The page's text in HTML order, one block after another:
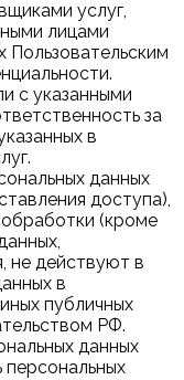
услуг,
лицами
с указанными
за
в
данных
доступа),
(кроме
не действуют в
в
публичных
РФ.
данных
персональных